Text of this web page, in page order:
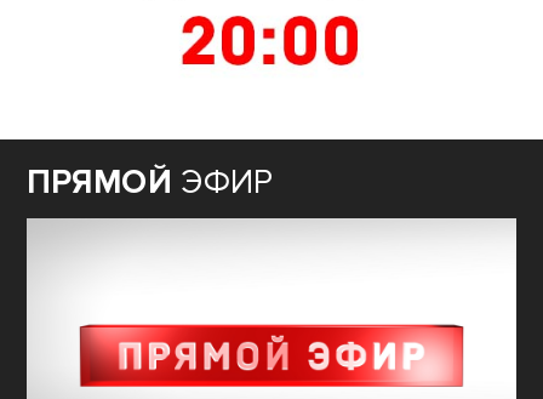
ПРЯМОЙ ЭФИР